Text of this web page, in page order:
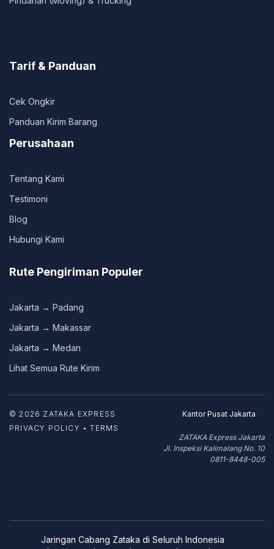
Tarif & Panduan
Cek Ongkir
Panduan Kirim Barang
Perusahaan
Tentang Kami
Testimoni
Blog
Hubungi Kami
Rute Pengiriman Populer
Jakarta → Padang
Jakarta → Makassar
Jakarta → Medan
Lihat Semua Rute Kirim
© 2026 ZATAKA EXPRESS
PRIVACY POLICY • TERMS
Kantor Pusat Jakarta
ZATAKA Express Jakarta
Jl. Inspeksi Kalimalang No. 10
0811-8448-005
Jaringan Cabang Zataka di Seluruh Indonesia